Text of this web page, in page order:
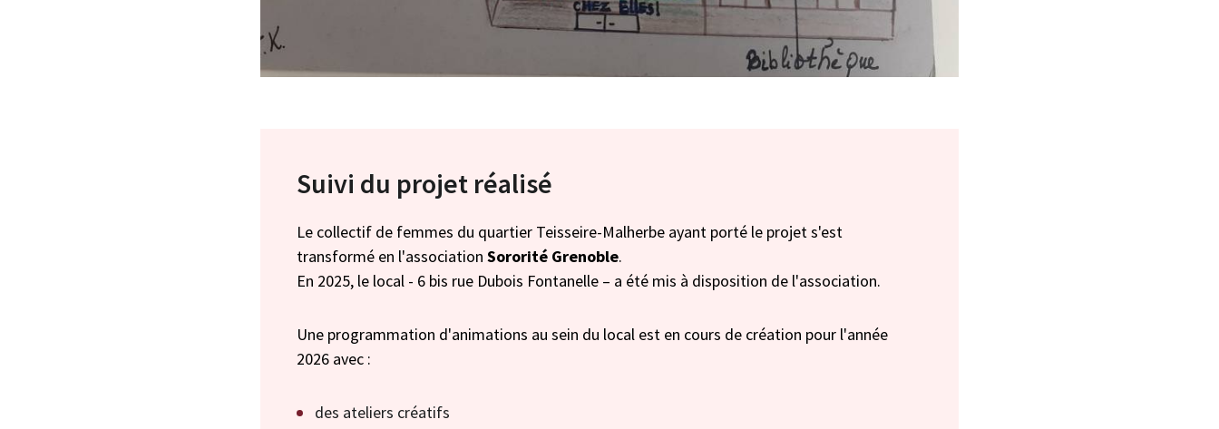
Suivi du projet réalisé
Le collectif de femmes du quartier Teisseire-Malherbe ayant porté le projet s'est
transformé en l'association Sororité Grenoble.
En 2025, le local - 6 bis rue Dubois Fontanelle – a été mis à disposition de l'association.
Une programmation d'animations au sein du local est en cours de création pour l'année
2026 avec :
des ateliers créatifs